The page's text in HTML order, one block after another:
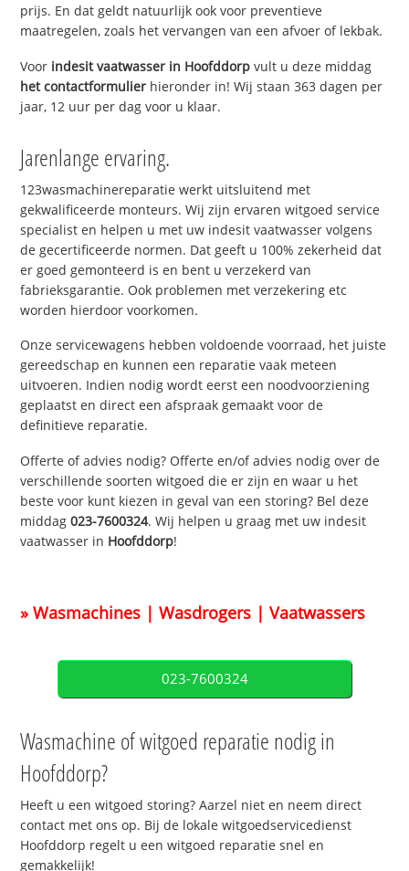
prijs. En dat geldt natuurlijk ook voor preventieve
maatregelen, zoals het vervangen van een afvoer of lekbak.
Voor indesit vaatwasser in Hoofddorp vult u deze middag
het contactformulier hieronder in! Wij staan 363 dagen per
jaar, 12 uur per dag voor u klaar.
Jarenlange ervaring.
123wasmachinereparatie werkt uitsluitend met
gekwalificeerde monteurs. Wij zijn ervaren witgoed service
specialist en helpen u met uw indesit vaatwasser volgens
de gecertificeerde normen. Dat geeft u 100% zekerheid dat
er goed gemonteerd is en bent u verzekerd van
fabrieksgarantie. Ook problemen met verzekering etc
worden hierdoor voorkomen.
Onze servicewagens hebben voldoende voorraad, het juiste
gereedschap en kunnen een reparatie vaak meteen
uitvoeren. Indien nodig wordt eerst een noodvoorziening
geplaatst en direct een afspraak gemaakt voor de
definitieve reparatie.
Offerte of advies nodig? Offerte en/of advies nodig over de
verschillende soorten witgoed die er zijn en waar u het
beste voor kunt kiezen in geval van een storing? Bel deze
middag023-7600324. Wij helpen u graag met uw indesit
vaatwasser in Hoofddorp!
» Wasmachines | Wasdrogers | Vaatwassers
023-7600324
Wasmachine of witgoed reparatie nodig in
Hoofddorp?
Heeft u een witgoed storing? Aarzel niet en neem direct
contact met ons op. Bij de lokale witgoedservicedienst
Hoofddorp regelt u een witgoed reparatie snel en
gemakkelijk!